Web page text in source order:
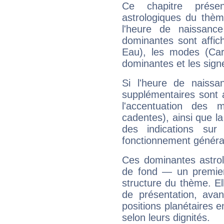
Ce chapitre
astrologiques du
l'heure de
dominantes sont
Eau), les modes
dominantes et les
Si l'heure de
supplémentaires sont
l'accentuation des
cadentes), ainsi que
des indications sur
fonctionnement
Ces dominantes
de fond — un
structure du thème.
de présentation,
positions planétaires
selon leurs dignités.